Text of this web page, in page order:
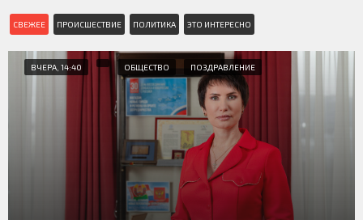
СВЕЖЕЕ ПРОИСШЕСТВИЕ ПОЛИТИКА ЭТО ИНТЕРЕСНО
ВЧЕРА, 14:40 ОБЩЕСТВО ПОЗДРАВЛЕНИЕ